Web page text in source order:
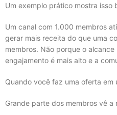
Um exemplo prático mostra isso
Um canal com 1.000 membros
gerar mais receita do que uma
membros. Não porque o
engajamento é mais alto e a
Quando você faz uma oferta em
Grande parte dos membros vê a